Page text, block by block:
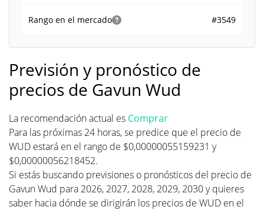
Rango en el mercado #3549
Previsión y pronóstico de
precios de Gavun Wud
La recomendación actual es Comprar
Para las próximas 24 horas, se predice que el precio de
WUD estará en el rango de $0,00000055159231 y
$0,00000056218452.
Si estás buscando previsiones o pronósticos del precio de
Gavun Wud para 2026, 2027, 2028, 2029, 2030 y quieres
saber hacia dónde se dirigirán los precios de WUD en el